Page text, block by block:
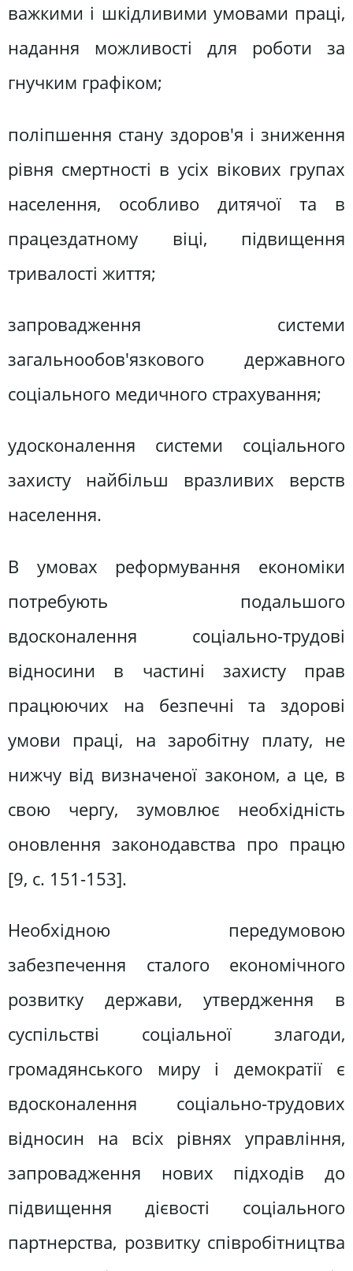
важкими і шкідливими умовами праці,
надання можливості для роботи за
гнучким графіком;
поліпшення стану здоров'я і зниження
рівня смертності в усіх вікових групах
населення, особливо дитячої та в
працездатному віці, підвищення
тривалості життя;
запровадження системи
загальнообов'язкового державного
соціального медичного страхування;
удосконалення системи соціального
захисту найбільш вразливих верств
населення.
В умовах реформування економіки
потребують подальшого
вдосконалення соціально-трудові
відносини в частині захисту прав
працюючих на безпечні та здорові
умови праці, на заробітну плату, не
нижчу від визначеної законом, а це, в
свою чергу, зумовлює необхідність
оновлення законодавства про працю
[9, c. 151-153].
Необхідною передумовою
забезпечення сталого економічного
розвитку держави, утвердження в
суспільстві соціальної злагоди,
громадянського миру і демократії є
вдосконалення соціально-трудових
відносин на всіх рівнях управління,
запровадження нових підходів до
підвищення дієвості соціального
партнерства, розвитку співробітництва